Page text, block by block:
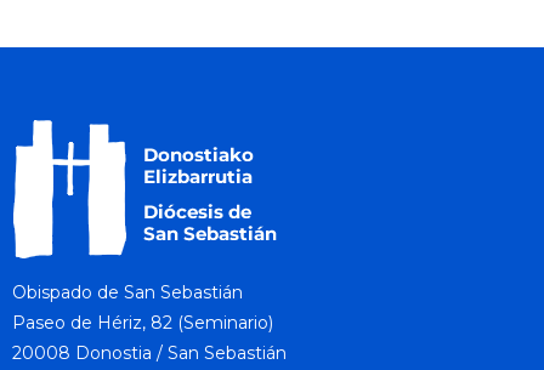
Obispado de San Sebastián
Paseo de Hériz, 82 (Seminario)
20008 Donostia / San Sebastián